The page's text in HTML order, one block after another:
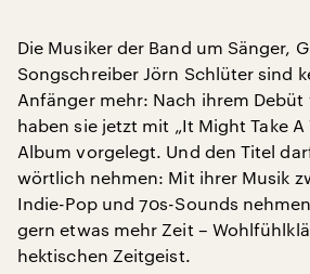
Die Musiker der Band um Sänger,
Songschreiber Jörn Schlüter sind
Anfänger mehr: Nach ihrem Debüt
haben sie jetzt mit „It Might Take A
Album vorgelegt. Und den Titel
wörtlich nehmen: Mit ihrer Musik
Indie-Pop und 70s-Sounds
gern etwas mehr Zeit –
hektischen Zeitgeist.